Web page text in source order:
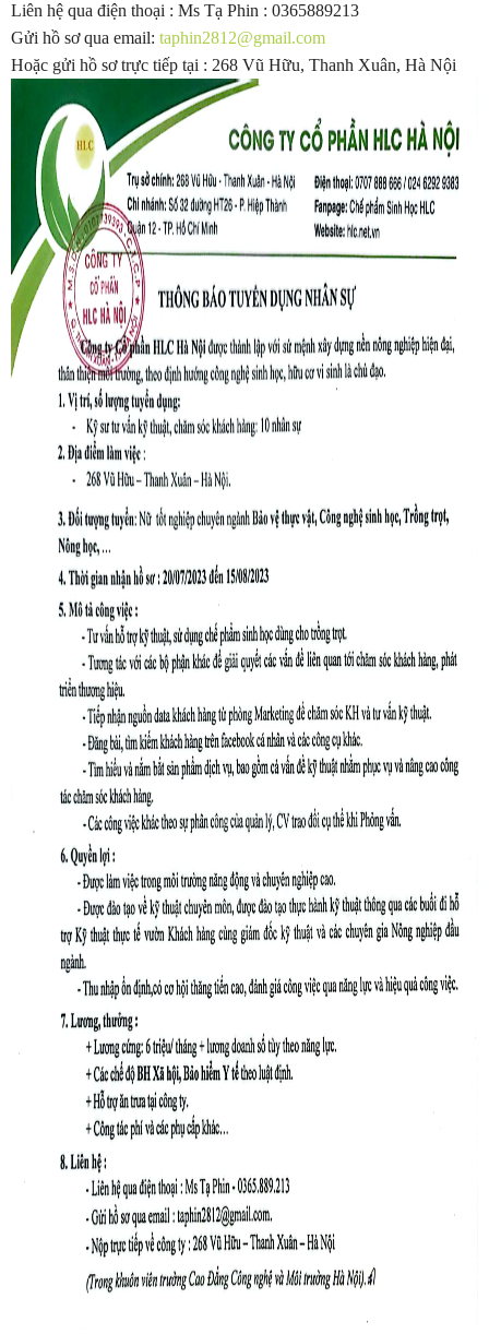
Liên hệ qua điện thoại : Ms Tạ Phin : 0365889213
Gửi hồ sơ qua email: taphin2812@gmail.com
Hoặc gửi hồ sơ trực tiếp tại : 268 Vũ Hữu, Thanh Xuân, Hà Nội